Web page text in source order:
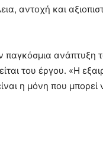
αντοχή και
παγκόσμια
του έργου. «Η
η μόνη που